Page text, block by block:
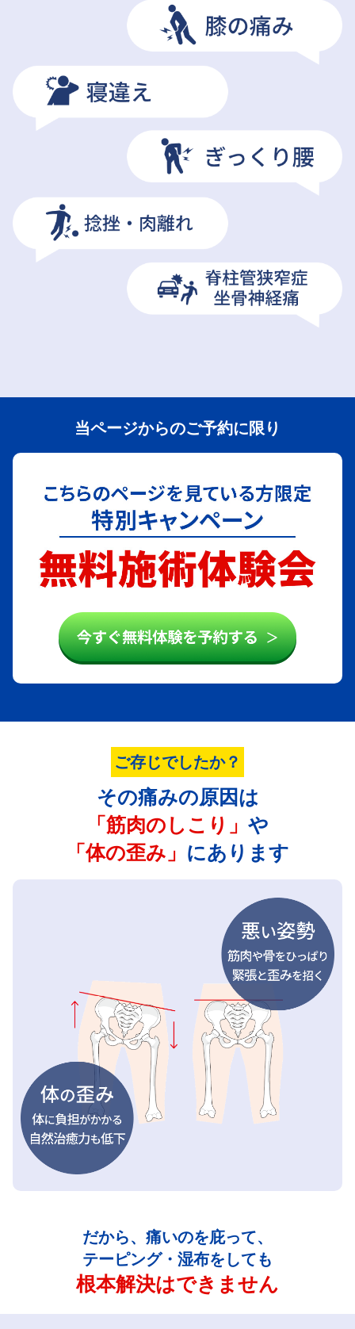
当ページからのご予約に限り
ご存じでしたか？
その痛みの原因は
「筋肉のしこり」 や
「体の歪み」 にあります
だから、痛いのを庇って、
テーピング・湿布をしても
根本解決はできません